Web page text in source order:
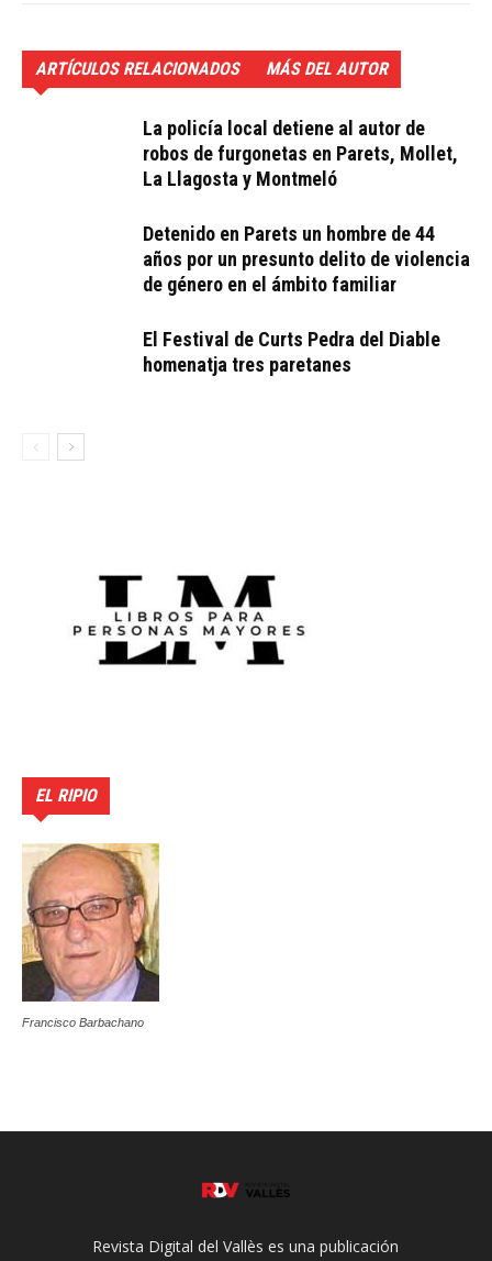
ARTÍCULOS RELACIONADOS MÁS DEL AUTOR
La policía local detiene al autor de
robos de furgonetas en Parets, Mollet,
La Llagosta y Montmeló
Detenido en Parets un hombre de 44
años por un presunto delito de violencia
de género en el ámbito familiar
El Festival de Curts Pedra del Diable
homenatja tres paretanes
EL RIPIO
Francisco Barbachano
Revista Digital del Vallès es una publicación